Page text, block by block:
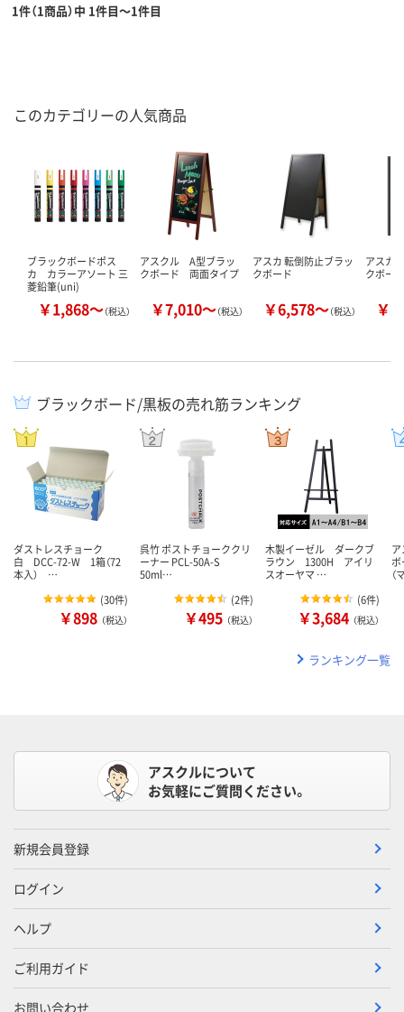
1件（1商品）中 1件目～1件目
このカテゴリーの人気商品
ブラックボードポス
カ カラーアソート 三
菱鉛筆(uni)
￥1,868～（税込）
アスクル A型ブラッ
クボード 両面タイプ
￥7,010～（税込）
アスカ 転倒防止ブラッ
クボード
￥6,578～（税込）
アスカ
クボード
￥
ブラックボード/黒板の売れ筋ランキング
ダストレスチョーク
白 DCC-72-W 1箱（72
本入） …
(30件)
￥898 （税込）
呉竹 ポストチョーククリ
ーナー PCL-50A-S
50ml…
(2件)
￥495 （税込）
木製イーゼル ダークブ
ラウン 1300H アイリ
スオーヤマ …
(6件)
￥3,684 （税込）
ランキング一覧
アスクルについて
お気軽にご質問ください。
新規会員登録
ログイン
ヘルプ
ご利用ガイド
お問い合わせ